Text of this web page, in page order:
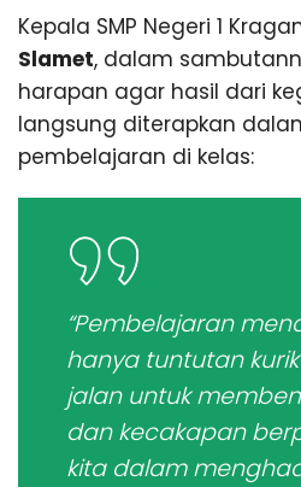
Kepala SMP Negeri 1
Slamet, dalam
harapan agar hasil dari
langsung diterapkan
pembelajaran di kelas:
“Pembelajaran
hanya tuntutan
jalan untuk
dan kecakapan
kita dalam